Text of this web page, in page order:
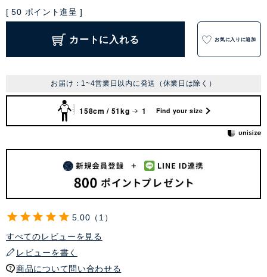
[ 50 ポイント進呈 ]
カートに入れる お気に入りに追加
お届け：1~4営業日以内に発送（休業日は除く）
158cm / 51kg 1 Find your size
5.00
1
すべてのレビューを見る
レビューを書く
商品について問い合わせる